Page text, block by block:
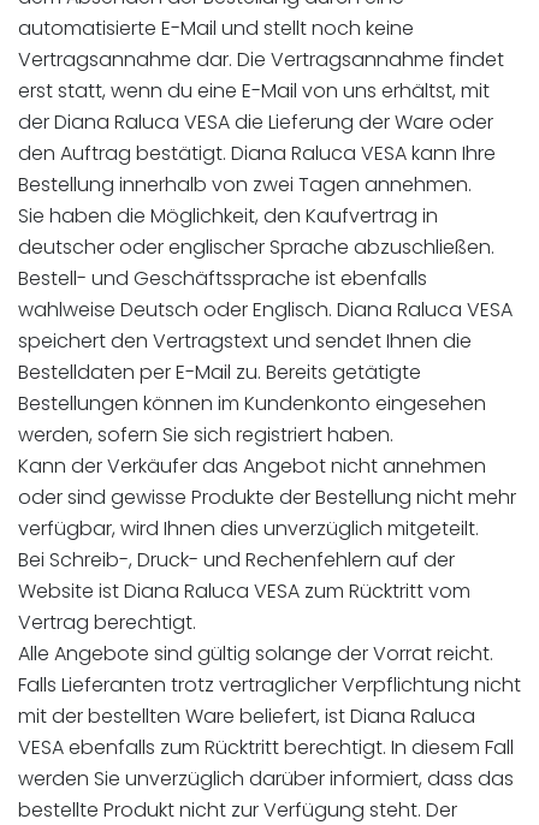
automatisierte E-Mail und stellt noch keine
Vertragsannahme dar. Die Vertragsannahme findet
erst statt, wenn du eine E-Mail von uns erhältst, mit
der Diana Raluca VESA die Lieferung der Ware oder
den Auftrag bestätigt. Diana Raluca VESA kann Ihre
Bestellung innerhalb von zwei Tagen annehmen.
Sie haben die Möglichkeit, den Kaufvertrag in
deutscher oder englischer Sprache abzuschließen.
Bestell- und Geschäftssprache ist ebenfalls
wahlweise Deutsch oder Englisch. Diana Raluca VESA
speichert den Vertragstext und sendet Ihnen die
Bestelldaten per E-Mail zu. Bereits getätigte
Bestellungen können im Kundenkonto eingesehen
werden, sofern Sie sich registriert haben.
Kann der Verkäufer das Angebot nicht annehmen
oder sind gewisse Produkte der Bestellung nicht mehr
verfügbar, wird Ihnen dies unverzüglich mitgeteilt.
Bei Schreib-, Druck- und Rechenfehlern auf der
Website ist Diana Raluca VESA zum Rücktritt vom
Vertrag berechtigt.
Alle Angebote sind gültig solange der Vorrat reicht.
Falls Lieferanten trotz vertraglicher Verpflichtung nicht
mit der bestellten Ware beliefert, ist Diana Raluca
VESA ebenfalls zum Rücktritt berechtigt. In diesem Fall
werden Sie unverzüglich darüber informiert, dass das
bestellte Produkt nicht zur Verfügung steht. Der